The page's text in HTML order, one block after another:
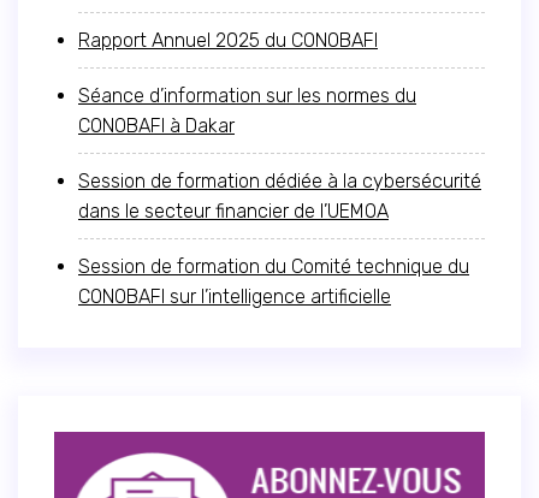
Rapport Annuel 2025 du CONOBAFI
Séance d’information sur les normes du
CONOBAFI à Dakar
Session de formation dédiée à la cybersécurité
dans le secteur financier de l’UEMOA
Session de formation du Comité technique du
CONOBAFI sur l’intelligence artificielle